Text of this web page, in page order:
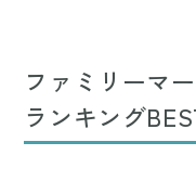
ファミリーマ
ランキング